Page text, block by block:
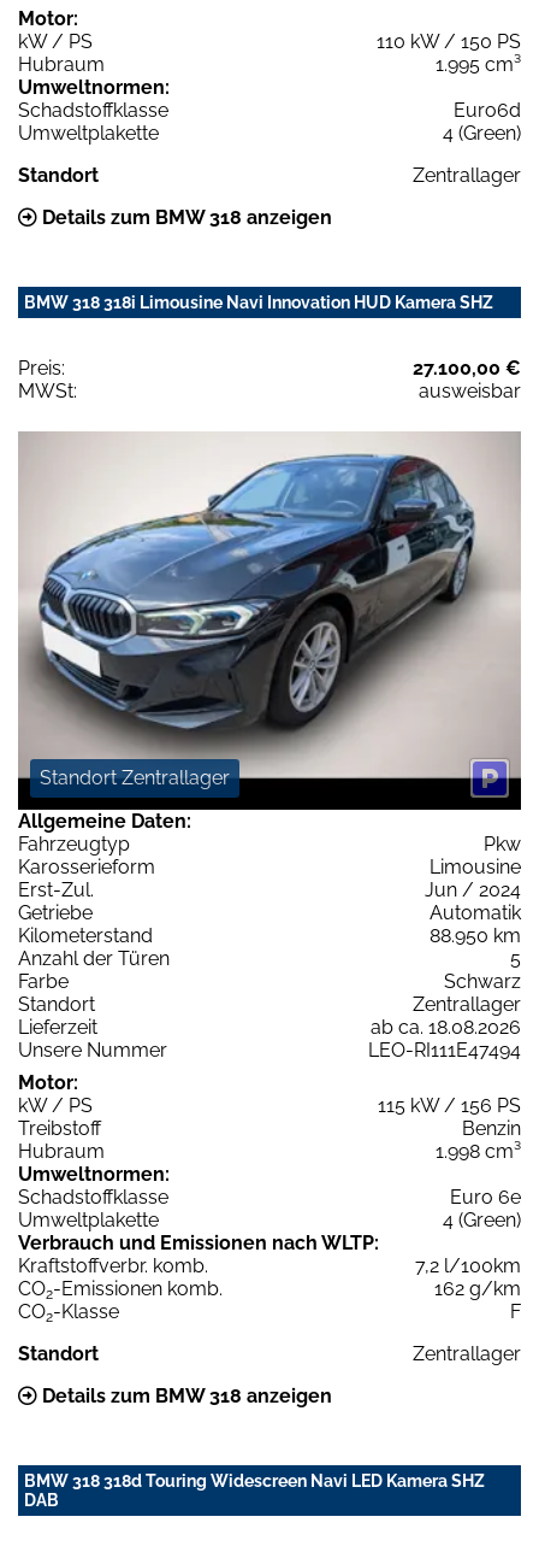
Motor:
kW / PS
110 kW / 150 PS
Hubraum
1.995 cm³
Umweltnormen:
Schadstoffklasse
Euro6d
Umweltplakette
4 (Green)
Standort
Zentrallager
Details zum BMW 318 anzeigen
BMW 318 318i Limousine Navi Innovation HUD Kamera SHZ
Preis:
27.100,00 €
MWSt:
ausweisbar
Standort Zentrallager
Allgemeine Daten:
Fahrzeugtyp
Pkw
Karosserieform
Limousine
Erst-Zul.
Jun / 2024
Getriebe
Automatik
Kilometerstand
88.950 km
Anzahl der Türen
5
Farbe
Schwarz
Standort
Zentrallager
Lieferzeit
ab ca. 18.08.2026
Unsere Nummer
LEO-RI111E47494
Motor:
kW / PS
115 kW / 156 PS
Treibstoff
Benzin
Hubraum
1.998 cm³
Umweltnormen:
Schadstoffklasse
Euro 6e
Umweltplakette
4 (Green)
Verbrauch und Emissionen nach WLTP:
Kraftstoffverbr. komb.
7,2 l/100km
CO2-Emissionen komb.
162 g/km
CO2-Klasse
F
Standort
Zentrallager
Details zum BMW 318 anzeigen
BMW 318 318d Touring Widescreen Navi LED Kamera SHZ
DAB